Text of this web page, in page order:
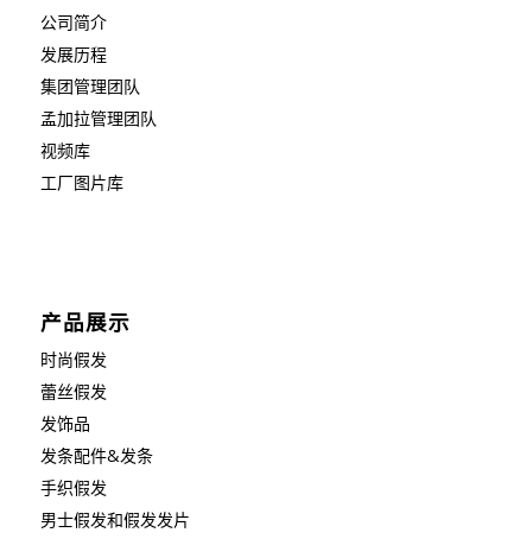
公司简介
发展历程
集团管理团队
孟加拉管理团队
视频库
工厂图片库
产品展示
时尚假发
蕾丝假发
发饰品
发条配件&发条
手织假发
男士假发和假发发片